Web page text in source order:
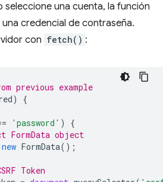
seleccione una cuenta, la función
credencial de contraseña.
con fetch() :
previous example
)
{
'password' )
{
FormData object
new FormData();
Token